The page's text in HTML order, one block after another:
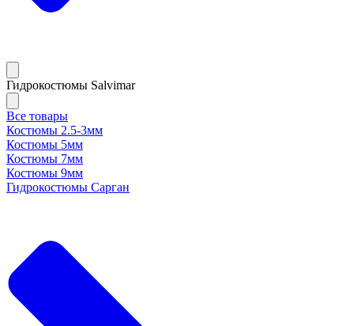
Гидрокостюмы Salvimar
Все товары
Костюмы 2.5-3мм
Костюмы 5мм
Костюмы 7мм
Костюмы 9мм
Гидрокостюмы Сарган